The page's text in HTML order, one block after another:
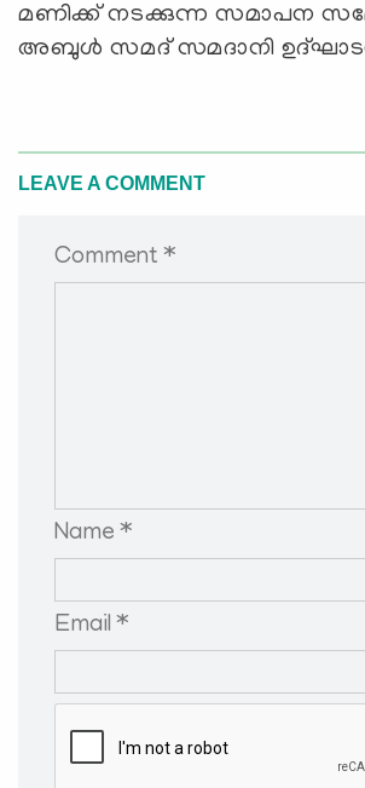
മണിക്ക് നടക്കുന്ന സമാപന
അബുള്‍ സമദ് സമദാനി
LEAVE A COMMENT
Comment *
Name *
Email *